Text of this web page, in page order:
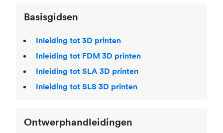
Basisgidsen
Inleiding tot 3D printen
Inleiding tot FDM 3D printen
Inleiding tot SLA 3D printen
Inleiding tot SLS 3D printen
Ontwerphandleidingen